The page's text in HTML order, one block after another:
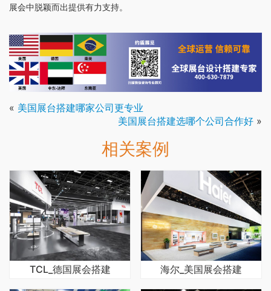
展会中脱颖而出提供有力支持。
« 美国展台搭建哪家公司更专业
美国展台搭建选哪个公司合作好 »
相关案例
TCL_德国展会搭建 海尔_美国展会搭建